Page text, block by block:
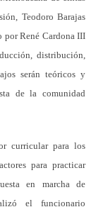
Teodoro Barajas
por René Cardona III
distribución,
serán teóricos y
de la comunidad
curricular para los
para practicar
en marcha de
el funcionario